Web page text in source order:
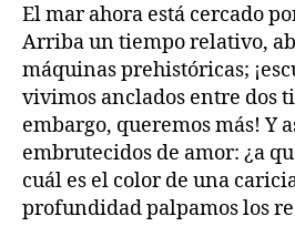
El mar ahora está cercado
Arriba un tiempo relativo,
máquinas prehistóricas;
vivimos anclados entre dos
embargo, queremos más! Y
embrutecidos de amor: ¿a
cuál es el color de una
profundidad palpamos los